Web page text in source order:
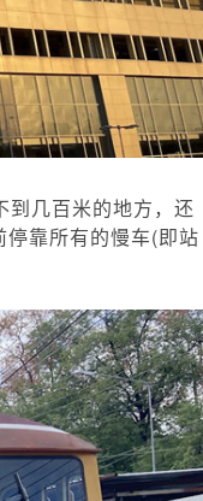
到几百米的地方，还
停靠所有的慢车(即站